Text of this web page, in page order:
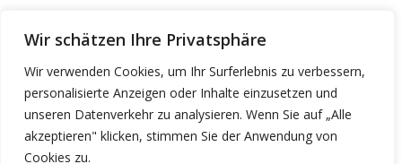
Wir schätzen Ihre Privatsphäre
Wir verwenden Cookies, um Ihr Surferlebnis zu verbessern,
personalisierte Anzeigen oder Inhalte einzusetzen und
unseren Datenverkehr zu analysieren. Wenn Sie auf „Alle
akzeptieren" klicken, stimmen Sie der Anwendung von
Cookies zu.
Kontakt
Impressum
Datenschutz